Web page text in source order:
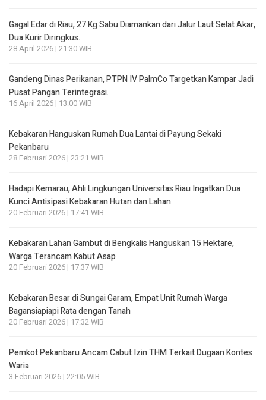
Gagal Edar di Riau, 27 Kg Sabu Diamankan dari Jalur Laut Selat Akar,
Dua Kurir Diringkus.
28 April 2026 | 21:30 WIB
Gandeng Dinas Perikanan, PTPN IV PalmCo Targetkan Kampar Jadi
Pusat Pangan Terintegrasi.
16 April 2026 | 13:00 WIB
Kebakaran Hanguskan Rumah Dua Lantai di Payung Sekaki
Pekanbaru
28 Februari 2026 | 23:21 WIB
Hadapi Kemarau, Ahli Lingkungan Universitas Riau Ingatkan Dua
Kunci Antisipasi Kebakaran Hutan dan Lahan
20 Februari 2026 | 17:41 WIB
Kebakaran Lahan Gambut di Bengkalis Hanguskan 15 Hektare,
Warga Terancam Kabut Asap
20 Februari 2026 | 17:37 WIB
Kebakaran Besar di Sungai Garam, Empat Unit Rumah Warga
Bagansiapiapi Rata dengan Tanah
20 Februari 2026 | 17:32 WIB
Pemkot Pekanbaru Ancam Cabut Izin THM Terkait Dugaan Kontes
Waria
3 Februari 2026 | 22:05 WIB